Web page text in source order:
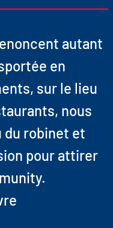
autant
en
sur le lieu
nous
du robinet et
pour attirer